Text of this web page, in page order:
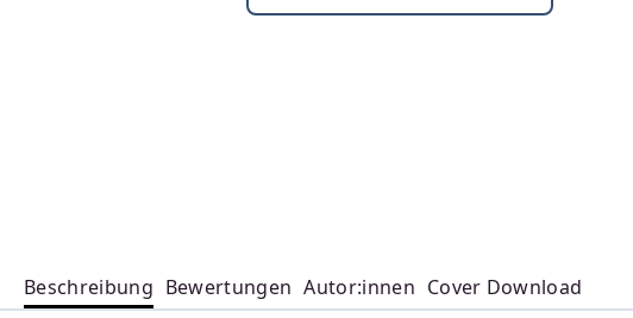
Beschreibung Bewertungen Autor:innen Cover Download